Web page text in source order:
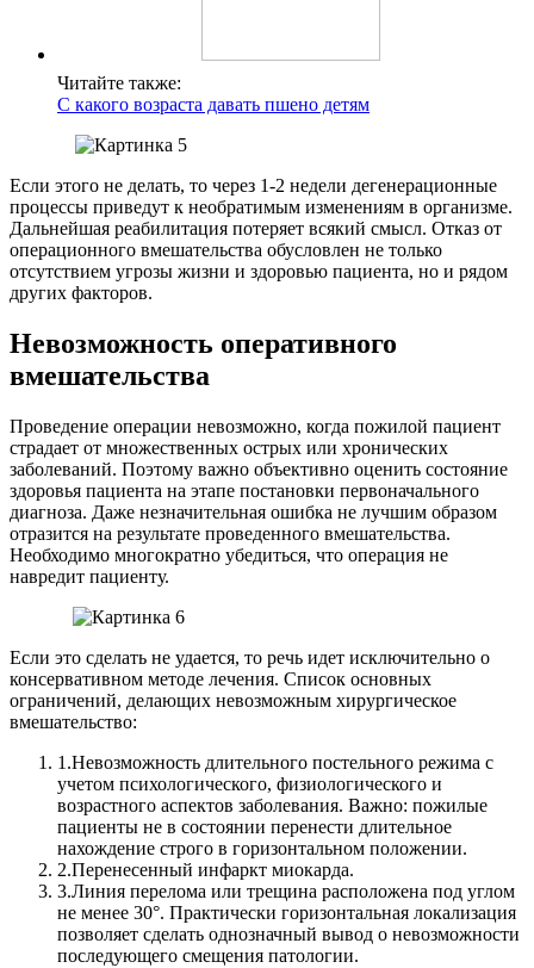
Читайте также:
С какого возраста давать пшено детям
Если этого не делать, то через 1-2 недели дегенерационные
процессы приведут к необратимым изменениям в организме.
Дальнейшая реабилитация потеряет всякий смысл. Отказ от
операционного вмешательства обусловлен не только
отсутствием угрозы жизни и здоровью пациента, но и рядом
других факторов.
Невозможность оперативного
вмешательства
Проведение операции невозможно, когда пожилой пациент
страдает от множественных острых или хронических
заболеваний. Поэтому важно объективно оценить состояние
здоровья пациента на этапе постановки первоначального
диагноза. Даже незначительная ошибка не лучшим образом
отразится на результате проведенного вмешательства.
Необходимо многократно убедиться, что операция не
навредит пациенту.
Если это сделать не удается, то речь идет исключительно о
консервативном методе лечения. Список основных
ограничений, делающих невозможным хирургическое
вмешательство:
1.Невозможность длительного постельного режима с
учетом психологического, физиологического и
возрастного аспектов заболевания. Важно: пожилые
пациенты не в состоянии перенести длительное
нахождение строго в горизонтальном положении.
2.Перенесенный инфаркт миокарда.
3.Линия перелома или трещина расположена под углом
не менее 30°. Практически горизонтальная локализация
позволяет сделать однозначный вывод о невозможности
последующего смещения патологии.